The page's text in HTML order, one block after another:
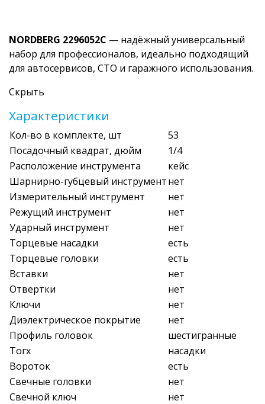
NORDBERG 2296052C — надёжный универсальный
набор для профессионалов, идеально подходящий
для автосервисов, СТО и гаражного использования.
Скрыть
Характеристики
Кол-во в комплекте, шт
53
Посадочный квадрат, дюйм
1/4
Расположение инструмента
кейс
Шарнирно-губцевый инструментнет
Измерительный инструмент
нет
Режущий инструмент
нет
Ударный инструмент
нет
Торцевые насадки
есть
Торцевые головки
есть
Вставки
нет
Отвертки
нет
Ключи
нет
Диэлектрическое покрытие
нет
Профиль головок
шестигранные
Тогх
насадки
Вороток
есть
Свечные головки
нет
Свечной ключ
нет